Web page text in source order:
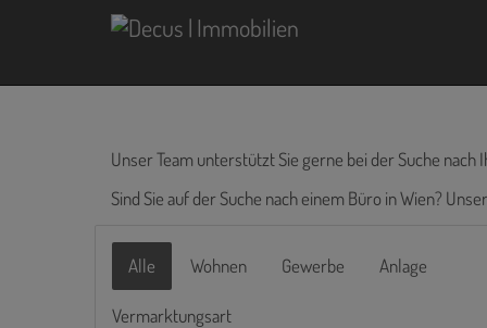
Unser Team unterstützt Sie gerne bei der Suche
Sind Sie auf der Suche nach einem Büro in Wien?
Alle Wohnen Gewerbe Anlage
Vermarktungsart